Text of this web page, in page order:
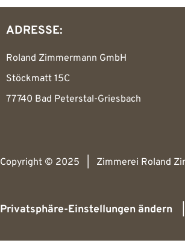
ADRESSE:
Roland Zimmermann GmbH
Stöckmatt 15C
77740 Bad Peterstal-Griesbach
Copyright © 2025 | Zimmerei Roland
Privatsphäre-Einstellungen ändern